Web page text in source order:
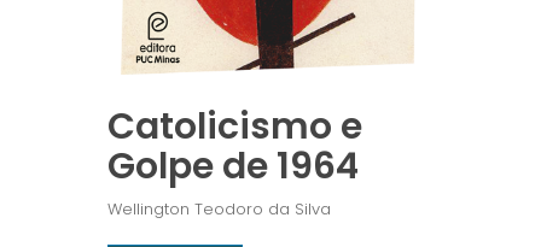
Catolicismo e
Golpe de 1964
Wellington Teodoro da Silva